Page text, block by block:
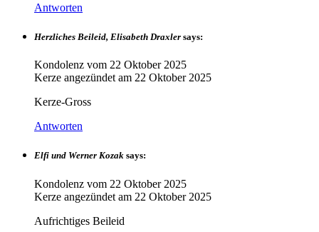
Antworten
Herzliches Beileid, Elisabeth Draxler says:
Kondolenz vom 22 Oktober 2025
Kerze angezündet am 22 Oktober 2025
Kerze-Gross
Antworten
Elfi und Werner Kozak says:
Kondolenz vom 22 Oktober 2025
Kerze angezündet am 22 Oktober 2025
Aufrichtiges Beileid